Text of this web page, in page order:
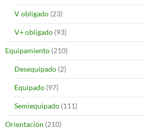
V obligado (23)
V+ obligado (93)
Equipamiento (210)
Desequipado (2)
Equipado (97)
Semiequipado (111)
Orientación (210)